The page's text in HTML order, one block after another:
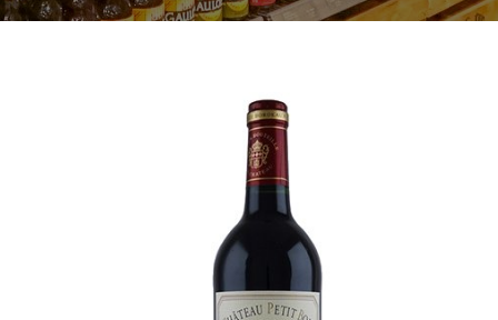
Vous êtes ici :